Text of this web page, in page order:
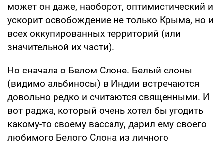
может он даже, наоборот, оптимистический и
ускорит освобождение не только Крыма, но и
всех оккупированных территорий (или
значительной их части).
Но сначала о Белом Слоне. Белый слоны
(видимо альбиносы) в Индии встречаются
довольно редко и считаются священными. И
вот раджа, который очень хотел бы угодить
какому-то своему вассалу, дарил ему своего
любимого Белого Слона из личного